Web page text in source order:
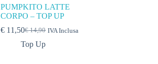
PUMPKITO LATTE
CORPO – TOP UP
€14,90
€ 11,50 IVA Inclusa
Top Up